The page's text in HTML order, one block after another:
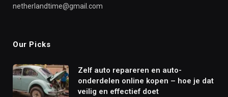
netherlandtime@gmail.com
Our Picks
Zelf auto repareren en auto-
onderdelen online kopen – hoe je dat
veilig en effectief doet